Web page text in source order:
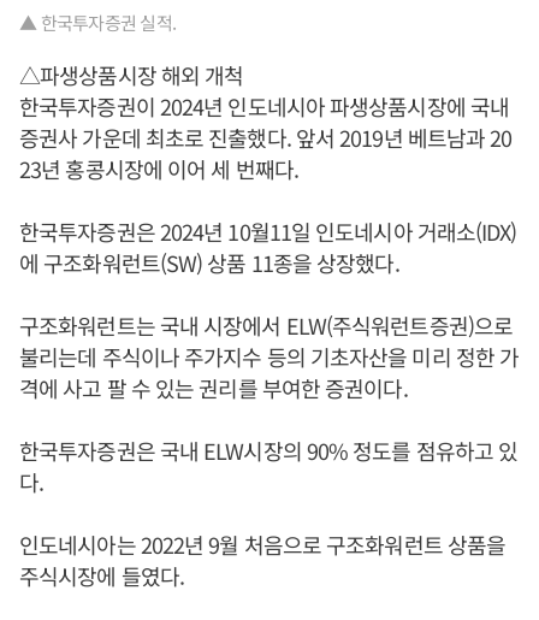
▲ 한국투자증권 실적.
△파생상품시장 해외 개척
한국투자증권이 2024년 인도네시아 파생상품시장에 국내
증권사 가운데 최초로 진출했다. 앞서 2019년 베트남과 20
23년 홍콩시장에 이어 세 번째다.
한국투자증권은 2024년 10월11일 인도네시아 거래소(IDX)
에 구조화워런트(SW) 상품 11종을 상장했다.
구조화워런트는 국내 시장에서 ELW(주식워런트증권)으로
불리는데 주식이나 주가지수 등의 기초자산을 미리 정한 가
격에 사고 팔 수 있는 권리를 부여한 증권이다.
한국투자증권은 국내 ELW시장의 90% 정도를 점유하고 있
다.
인도네시아는 2022년 9월 처음으로 구조화워런트 상품을
주식시장에 들였다.